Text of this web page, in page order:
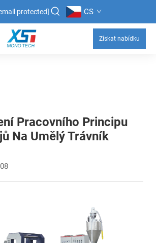
protected] CS
Získat nabídku
Pracovního Principu
Na Umělý Trávník